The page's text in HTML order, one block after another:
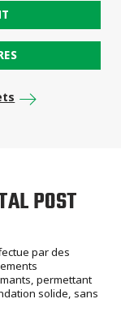
POST
par des
permettant
solide, sans